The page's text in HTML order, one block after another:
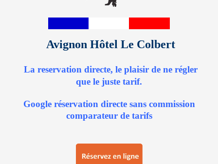
Avignon Hôtel Le Colbert
La reservation directe, le plaisir de ne régler
que le juste tarif.
Google réservation directe sans commission
comparateur de tarifs